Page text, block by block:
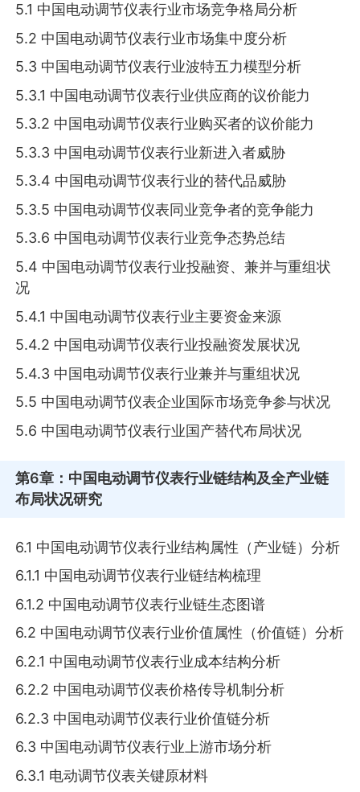
5.1 中国电动调节仪表行业市场竞争格局分析
5.2 中国电动调节仪表行业市场集中度分析
5.3 中国电动调节仪表行业波特五力模型分析
5.3.1 中国电动调节仪表行业供应商的议价能力
5.3.2 中国电动调节仪表行业购买者的议价能力
5.3.3 中国电动调节仪表行业新进入者威胁
5.3.4 中国电动调节仪表行业的替代品威胁
5.3.5 中国电动调节仪表同业竞争者的竞争能力
5.3.6 中国电动调节仪表行业竞争态势总结
5.4 中国电动调节仪表行业投融资、兼并与重组状
况
5.4.1 中国电动调节仪表行业主要资金来源
5.4.2 中国电动调节仪表行业投融资发展状况
5.4.3 中国电动调节仪表行业兼并与重组状况
5.5 中国电动调节仪表企业国际市场竞争参与状况
5.6 中国电动调节仪表行业国产替代布局状况
第6章 ：中国电动调节仪表行业链结构及全产业链
布局状况研究
6.1 中国电动调节仪表行业结构属性（产业链）分析
6.1.1 中国电动调节仪表行业链结构梳理
6.1.2 中国电动调节仪表行业链生态图谱
6.2 中国电动调节仪表行业价值属性（价值链）分析
6.2.1 中国电动调节仪表行业成本结构分析
6.2.2 中国电动调节仪表价格传导机制分析
6.2.3 中国电动调节仪表行业价值链分析
6.3 中国电动调节仪表行业上游市场分析
6.3.1 电动调节仪表关键原材料